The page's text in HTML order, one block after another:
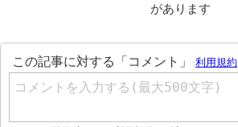
があります